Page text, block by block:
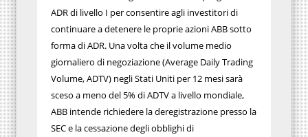
ADR di livello I per consentire agli investitori di
continuare a detenere le proprie azioni ABB sotto
forma di ADR. Una volta che il volume medio
giornaliero di negoziazione (Average Daily Trading
Volume, ADTV) negli Stati Uniti per 12 mesi sarà
sceso a meno del 5% di ADTV a livello mondiale,
ABB intende richiedere la deregistrazione presso la
SEC e la cessazione degli obblighi di